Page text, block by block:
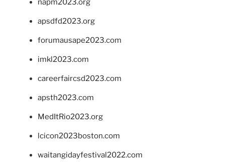
napm2023.org
apsdfd2023.org
forumausape2023.com
imkl2023.com
careerfaircsd2023.com
apsth2023.com
MedItRio2023.org
lcicon2023boston.com
waitangidayfestival2022.com